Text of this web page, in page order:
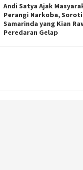
Andi Satya Ajak
Perangi Narkoba, Soroti
Samarinda yang Kian
Peredaran Gelap